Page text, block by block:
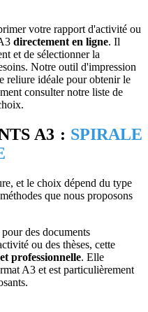
votre rapport d'activité ou
directement en ligne. Il
et de sélectionner la
Notre outil d'impression
reliure idéale pour obtenir le
consulter notre liste de
A3 : SPIRALE
et le choix dépend du type
que nous proposons
des documents
ou des thèses, cette
professionnelle. Elle
A3 et est particulièrement